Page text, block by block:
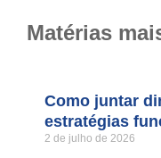
Matérias
Como juntar
estratégias
2 de julho de 2026